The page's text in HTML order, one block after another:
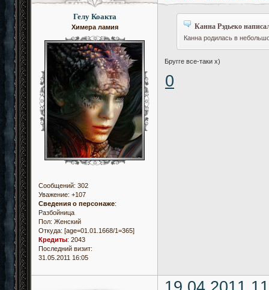
Гелу Коакта
Химера ламия
Сообщений: 302
Уважение: +107
Сведения о персонаже:
Разбойница
Пол: Женский
Откуда: [age=01.01.1668/1=365]
Кредиты: 2043
Последний визит:
31.05.2011 16:05
Канна Рэдьеко
Канна родилась в
Бругге все-таки х)
0